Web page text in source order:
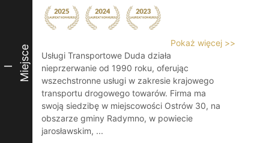
I Miejsce
Pokaż więcej >>
Usługi Transportowe Duda działa
nieprzerwanie od 1990 roku, oferując
wszechstronne usługi w zakresie krajowego
transportu drogowego towarów. Firma ma
swoją siedzibę w miejscowości Ostrów 30, na
obszarze gminy Radymno, w powiecie
jarosławskim, ...